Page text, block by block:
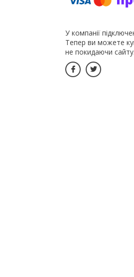
У компанії
Тепер ви можете
не покидаючи сайту.